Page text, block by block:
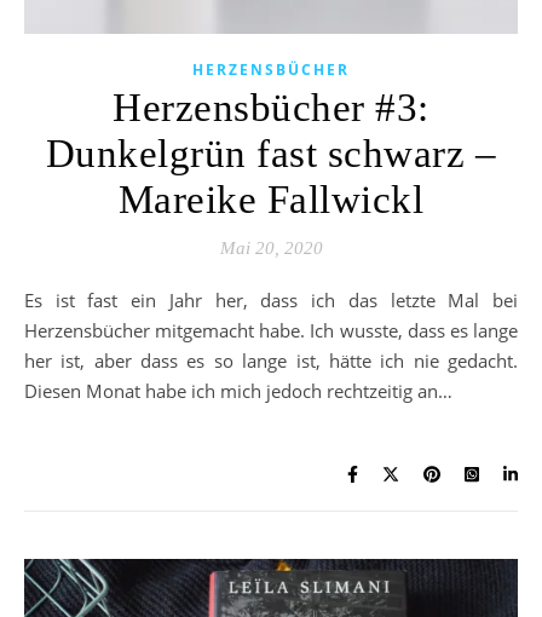
HERZENSBÜCHER
Herzensbücher #3:
Dunkelgrün fast schwarz –
Mareike Fallwickl
Mai 20, 2020
Es ist fast ein Jahr her, dass ich das letzte Mal bei
Herzensbücher mitgemacht habe. Ich wusste, dass es lange
her ist, aber dass es so lange ist, hätte ich nie gedacht.
Diesen Monat habe ich mich jedoch rechtzeitig an…